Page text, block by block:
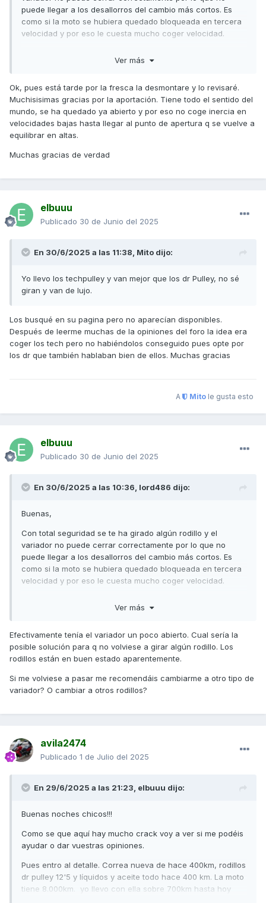
puede llegar a los desallorros del cambio más cortos. Es
como si la moto se hubiera quedado bloqueada en tercera
velocidad y por eso le cuesta mucho coger velocidad.
montado correctamente. Aplica el par de apriete correcto.
Saludos,
Ver más
Ok, pues está tarde por la fresca la desmontare y lo revisaré.
Muchisisimas gracias por la aportación. Tiene todo el sentido del
mundo, se ha quedado ya abierto y por eso no coge inercia en
velocidades bajas hasta llegar al punto de apertura q se vuelve a
equilibrar en altas.
Muchas gracias de verdad
elbuuu
Publicado 30 de Junio del 2025
En 30/6/2025 a las 11:38, Mito dijo:
Yo llevo los techpulley y van mejor que los dr Pulley, no sé
giran y van de lujo.
Los busqué en su pagina pero no aparecían disponibles.
Después de leerme muchas de la opiniones del foro la idea era
coger los tech pero no habiéndolos conseguido pues opte por
los dr que también hablaban bien de ellos. Muchas gracias
A Mito le gusta esto
elbuuu
Publicado 30 de Junio del 2025
En 30/6/2025 a las 10:36, lord486 dijo:
Buenas,
Con total seguridad se te ha girado algún rodillo y el
variador no puede cerrar correctamente por lo que no
puede llegar a los desallorros del cambio más cortos. Es
como si la moto se hubiera quedado bloqueada en tercera
velocidad y por eso le cuesta mucho coger velocidad.
montado correctamente. Aplica el par de apriete correcto.
Saludos,
Ver más
Efectivamente tenía el variador un poco abierto. Cual sería la
posible solución para q no volviese a girar algún rodillo. Los
rodillos están en buen estado aparentemente.
Si me volviese a pasar me recomendáis cambiarme a otro tipo de
variador? O cambiar a otros rodillos?
avila2474
Publicado 1 de Julio del 2025
En 29/6/2025 a las 21:23, elbuuu dijo:
Buenas noches chicos!!!
Como se que aquí hay mucho crack voy a ver si me podéis
ayudar o dar vuestras opiniones.
Pues entro al detalle. Correa nueva de hace 400km, rodillos
dr pulley 12'5 y líquidos y aceite todo hace 400 km. La moto
tiene 8.000km. yo llevo con ella sobre 700km hasta hoy